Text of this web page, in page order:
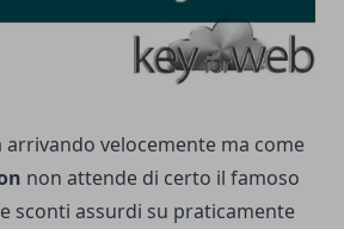
arrivando velocemente ma come
non attende di certo il famoso
sconti assurdi su praticamente